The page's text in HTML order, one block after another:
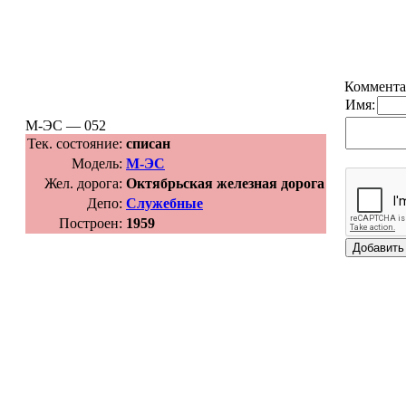
М-ЭС — 052
Тек. состояние: списан
Модель: М-ЭС
Жел. дорога: Октябрьская железная дорога
Депо: Служебные
Построен: 1959
Имя: